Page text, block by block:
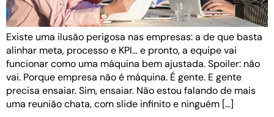
Existe uma ilusão perigosa nas empresas: a de que basta
alinhar meta, processo e KPI… e pronto, a equipe vai
funcionar como uma máquina bem ajustada. Spoiler: não
vai. Porque empresa não é máquina. É gente. E gente
precisa ensaiar. Sim, ensaiar. Não estou falando de mais
uma reunião chata, com slide infinito e ninguém […]